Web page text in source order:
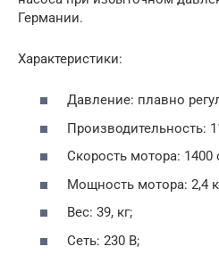
Германии.
Характеристики:
Давление: плавно
Производительность:
Скорость мотора:
Мощность мотора: 2,4
Вес: 39, кг;
Сеть: 230 В;